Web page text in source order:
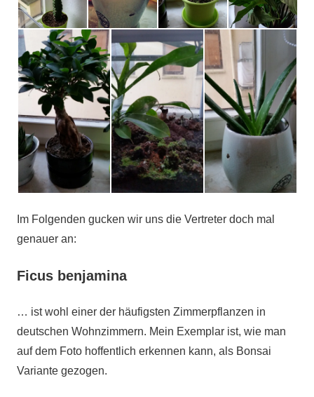
Im Folgenden gucken wir uns die Vertreter doch mal
genauer an:
Ficus benjamina
… ist wohl einer der häufigsten Zimmerpflanzen in
deutschen Wohnzimmern. Mein Exemplar ist, wie man
auf dem Foto hoffentlich erkennen kann, als Bonsai
Variante gezogen.